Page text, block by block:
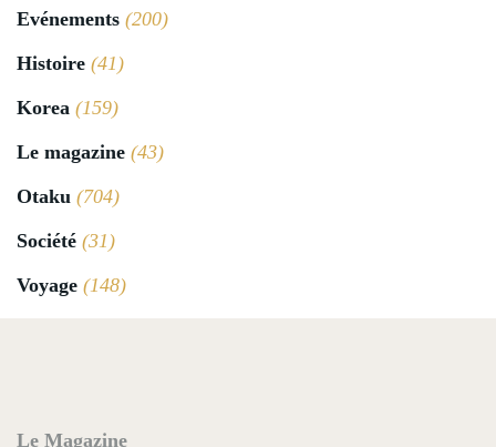
Evénements (200)
Histoire (41)
Korea (159)
Le magazine (43)
Otaku (704)
Société (31)
Voyage (148)
Le Magazine